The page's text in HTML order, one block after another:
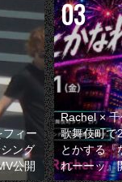
ィー
ング
公開
Rachel ×
歌舞伎町で
とかする『
れーーッ』